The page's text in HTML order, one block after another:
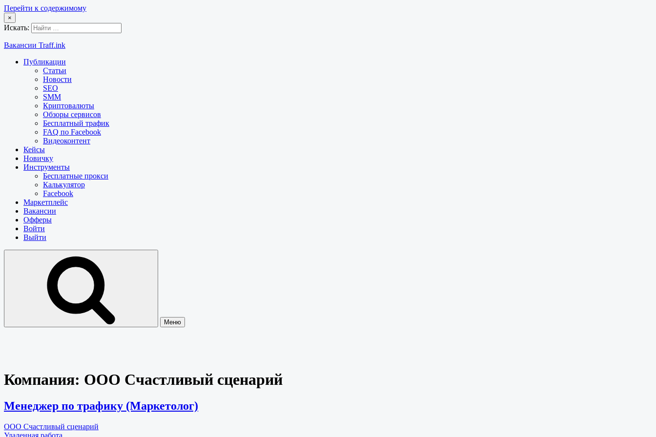
Перейти к содержимому
×
Искать:
Вакансии Traff.ink
Публикации
Статьи
Новости
SEO
SMM
Криптовалюты
Обзоры сервисов
Бесплатный трафик
FAQ по Facebook
Видеоконтент
Кейсы
Новичку
Инструменты
Бесплатные прокси
Калькулятор
Facebook
Маркетплейс
Вакансии
Офферы
Войти
Выйти
Меню
Компания: ООО Счастливый сценарий
Менеджер по трафику (Маркетолог)
ООО Счастливый сценарий
Удаленная работа